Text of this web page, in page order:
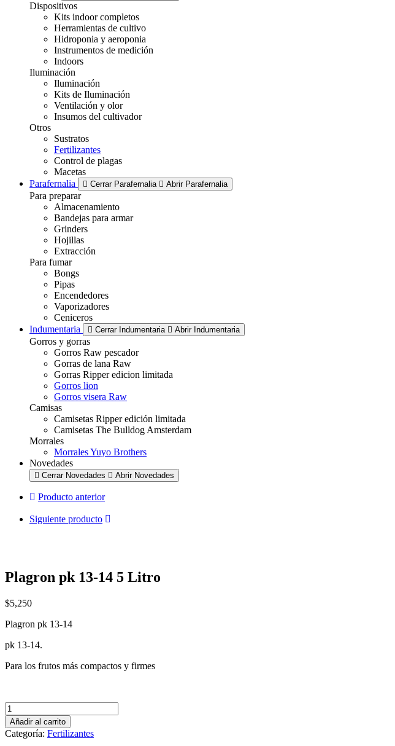
Dispositivos
Kits indoor completos
Herramientas de cultivo
Hidroponia y aeroponia
Instrumentos de medición
Indoors
Iluminación
Iluminación
Kits de Iluminación
Ventilación y olor
Insumos del cultivador
Otros
Sustratos
Fertilizantes
Control de plagas
Macetas
Parafernalia
Cerrar Parafernalia Abrir Parafernalia
Para preparar
Almacenamiento
Bandejas para armar
Grinders
Hojillas
Extracción
Para fumar
Bongs
Pipas
Encendedores
Vaporizadores
Ceniceros
Indumentaria
Cerrar Indumentaria Abrir Indumentaria
Gorros y gorras
Gorros Raw pescador
Gorras de lana Raw
Gorras Ripper edicion limitada
Gorros lion
Gorros visera Raw
Camisas
Camisetas Ripper edición limitada
Camisetas The Bulldog Amsterdam
Morrales
Morrales Yuyo Brothers
Novedades
Cerrar Novedades Abrir Novedades
Producto anterior
Siguiente producto
Plagron pk 13-14 5 Litro
$5,250
Plagron pk 13-14
pk 13-14.
Para los frutos más compactos y firmes
Plagron
pk
13-
14
Añadir al carrito
Categoría: Fertilizantes